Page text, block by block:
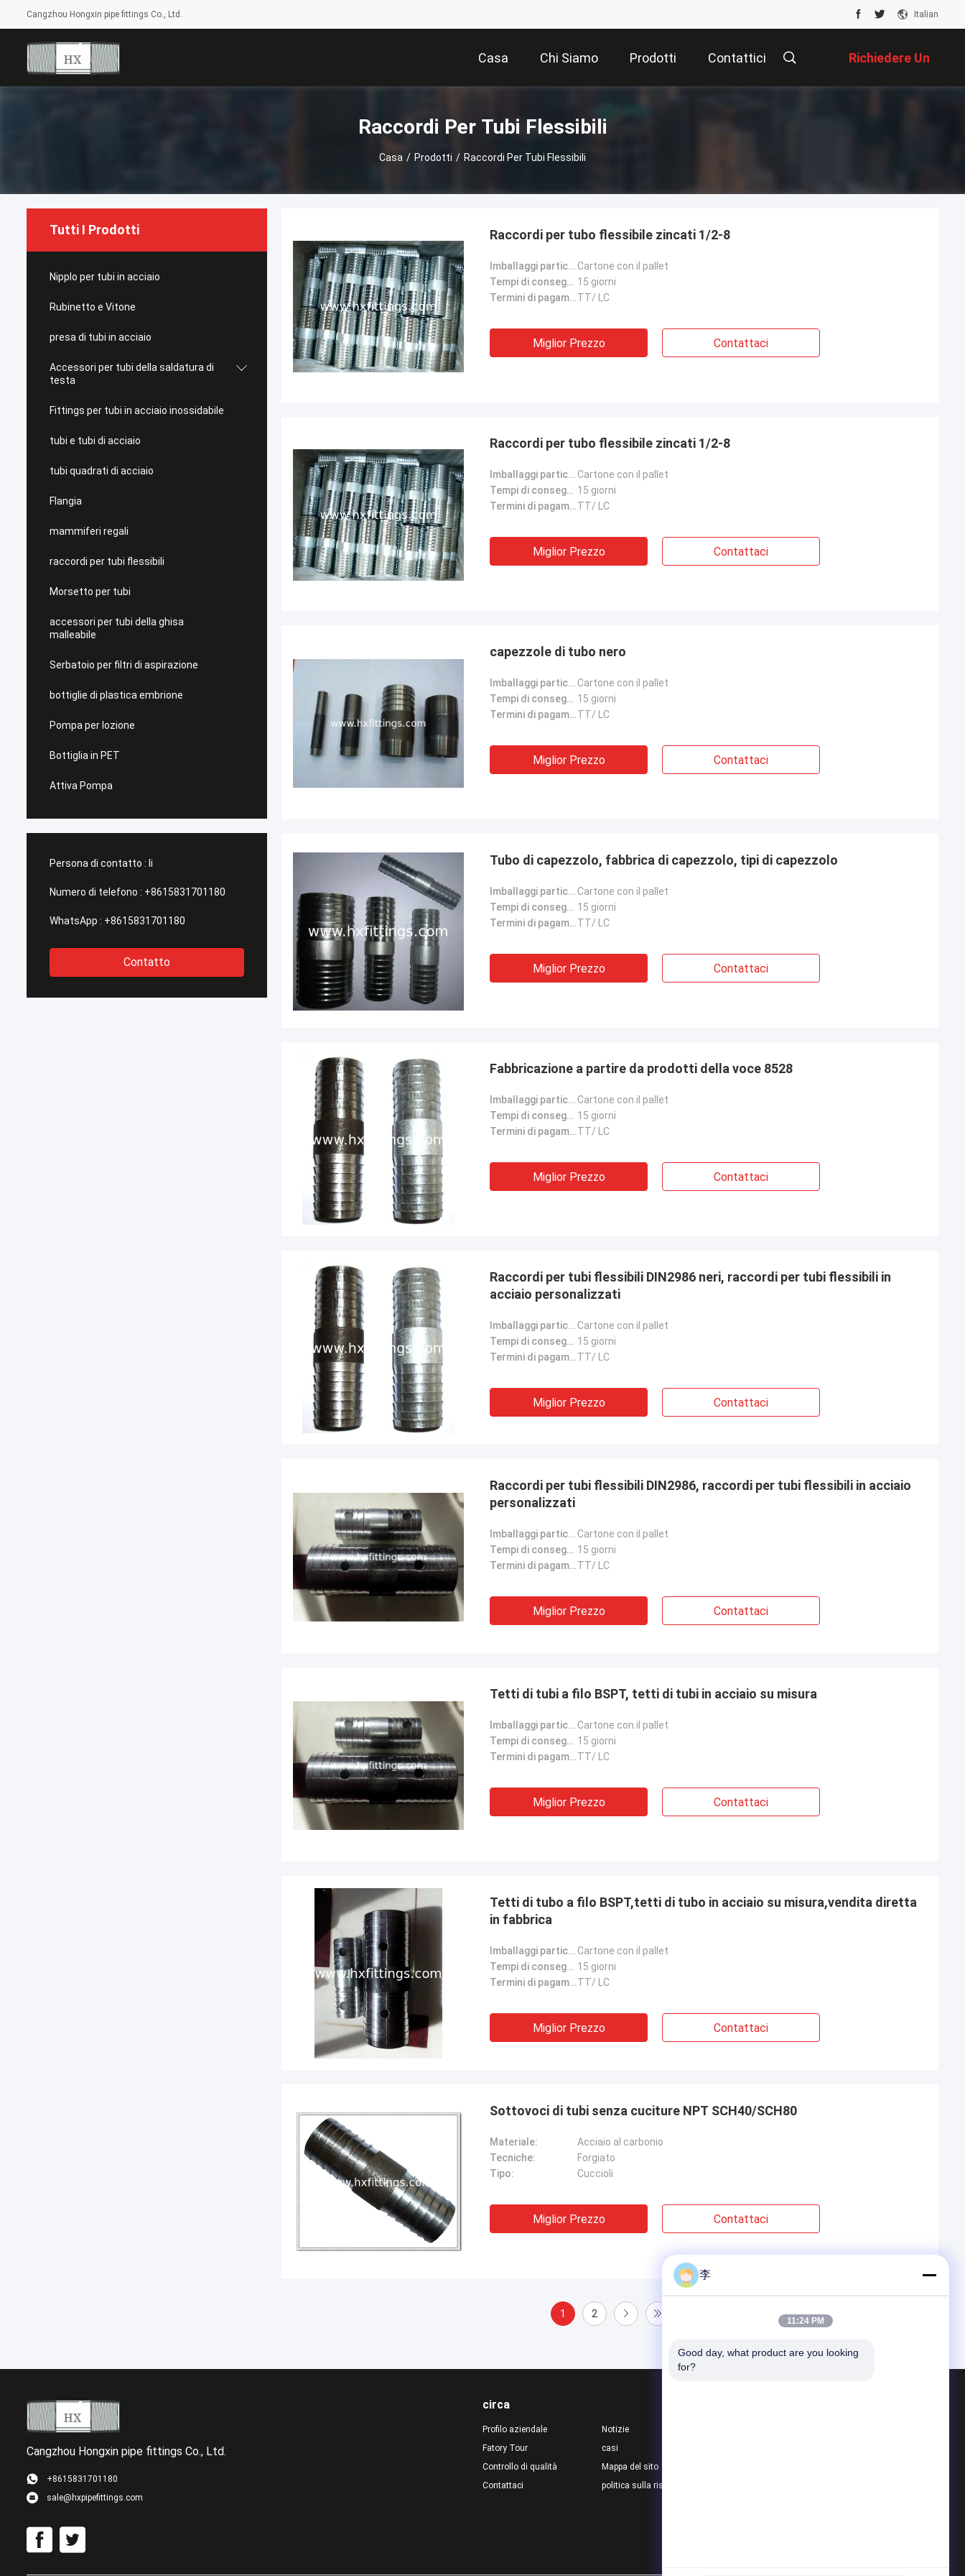
Cangzhou Hongxin pipe fittings Co., Ltd. Italian
Casa Chi Siamo Prodotti Contattici Richiedere Un
Preventivo
Raccordi Per Tubi Flessibili
Casa / Prodotti / Raccordi Per Tubi Flessibili
Tutti I Prodotti
Nipplo per tubi in acciaio
Rubinetto e Vitone
presa di tubi in acciaio
Accessori per tubi della saldatura di
testa
Fittings per tubi in acciaio inossidabile
tubi e tubi di acciaio
tubi quadrati di acciaio
Flangia
mammiferi regali
raccordi per tubi flessibili
Morsetto per tubi
accessori per tubi della ghisa
malleabile
Serbatoio per filtri di aspirazione
bottiglie di plastica embrione
Pompa per lozione
Bottiglia in PET
Attiva Pompa
Persona di contatto : li
Numero di telefono : +8615831701180
WhatsApp : +8615831701180
Contatto
Raccordi per tubo flessibile zincati 1/2-8
Imballaggi particolari: Cartone con il pallet
Tempi di consegna: 15 giorni
Termini di pagamento:TT/ LC
Miglior Prezzo Contattaci
Raccordi per tubo flessibile zincati 1/2-8
Imballaggi particolari: Cartone con il pallet
Tempi di consegna: 15 giorni
Termini di pagamento:TT/ LC
Miglior Prezzo Contattaci
capezzole di tubo nero
Imballaggi particolari: Cartone con il pallet
Tempi di consegna: 15 giorni
Termini di pagamento:TT/ LC
Miglior Prezzo Contattaci
Tubo di capezzolo, fabbrica di capezzolo, tipi di capezzolo
Imballaggi particolari: Cartone con il pallet
Tempi di consegna: 15 giorni
Termini di pagamento:TT/ LC
Miglior Prezzo Contattaci
Fabbricazione a partire da prodotti della voce 8528
Imballaggi particolari: Cartone con il pallet
Tempi di consegna: 15 giorni
Termini di pagamento:TT/ LC
Miglior Prezzo Contattaci
Raccordi per tubi flessibili DIN2986 neri, raccordi per tubi flessibili in
acciaio personalizzati
Imballaggi particolari: Cartone con il pallet
Tempi di consegna: 15 giorni
Termini di pagamento:TT/ LC
Miglior Prezzo Contattaci
Raccordi per tubi flessibili DIN2986, raccordi per tubi flessibili in acciaio
personalizzati
Imballaggi particolari: Cartone con il pallet
Tempi di consegna: 15 giorni
Termini di pagamento:TT/ LC
Miglior Prezzo Contattaci
Tetti di tubi a filo BSPT, tetti di tubi in acciaio su misura
Imballaggi particolari: Cartone con il pallet
Tempi di consegna: 15 giorni
Termini di pagamento:TT/ LC
Miglior Prezzo Contattaci
Tetti di tubo a filo BSPT,tetti di tubo in acciaio su misura,vendita diretta
in fabbrica
Imballaggi particolari: Cartone con il pallet
Tempi di consegna: 15 giorni
Termini di pagamento:TT/ LC
Miglior Prezzo Contattaci
Sottovoci di tubi senza cuciture NPT SCH40/SCH80
Materiale:
Acciaio al carbonio
Tecniche:
Forgiato
Tipo:
Cuccioli
Miglior Prezzo Contattaci
1 2
Cangzhou Hongxin pipe fittings Co., Ltd.
+8615831701180
sale@hxpipefittings.com
circa
Profilo aziendale
Fatory Tour
Controllo di qualità
Contattaci
Notizie
casi
Mappa del sito
politica sulla riservatezza
李
11:24 PM
Good day, what product are you looking
for?